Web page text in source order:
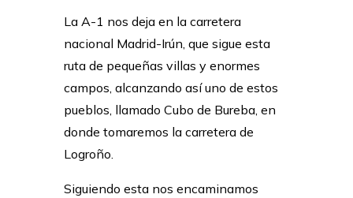
La A-1 nos deja en la carretera
nacional Madrid-Irún, que sigue esta
ruta de pequeñas villas y enormes
campos, alcanzando así uno de estos
pueblos, llamado Cubo de Bureba, en
donde tomaremos la carretera de
Logroño.
Siguiendo esta nos encaminamos